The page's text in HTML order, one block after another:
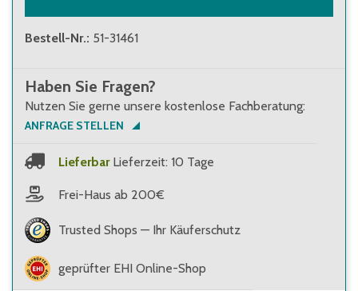
Bestell-Nr.: 51-31461
Haben Sie Fragen?
Nutzen Sie gerne unsere kostenlose Fachberatung:
ANFRAGE STELLEN
Lieferbar Lieferzeit: 10 Tage
Frei-Haus ab 200€
Trusted Shops — Ihr Käuferschutz
geprüfter EHI Online-Shop